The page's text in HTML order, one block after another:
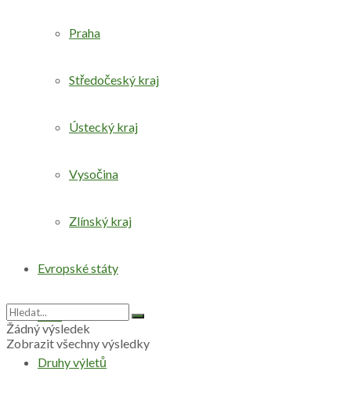
Praha
Středočeský kraj
Ústecký kraj
Vysočina
Zlínský kraj
Evropské státy
Svět
Druhy výletů
Žádný výsledek
Zobrazit všechny výsledky